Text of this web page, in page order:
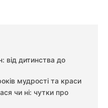
від дитинства до
мудрості та краси
чи ні: чутки про